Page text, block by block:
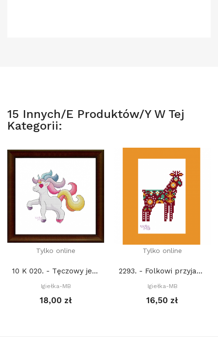
15 Innych/e Produktów/y W Tej
Kategorii:
Tylko online
10 K 020. - Tęczowy jednorożec III (PDF)
Igiełka-MB
18,00 zł
Tylko online
2293. - Folkowi przyjaciele z lasu. Jeleń (PDF)
Igiełka-MB
16,50 zł